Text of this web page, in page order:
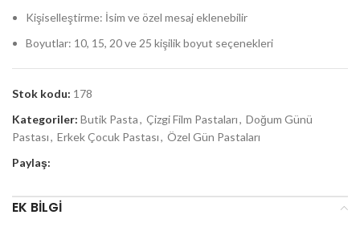
Kişiselleştirme: İsim ve özel mesaj eklenebilir
Boyutlar: 10, 15, 20 ve 25 kişilik boyut seçenekleri
Stok kodu: 178
Kategoriler: Butik Pasta, Çizgi Film Pastaları, Doğum Günü
Pastası, Erkek Çocuk Pastası, Özel Gün Pastaları
Paylaş:
EK BILGI